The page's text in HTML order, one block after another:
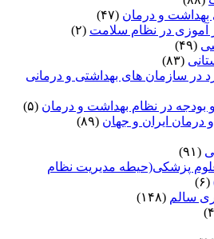
بهداشت و درمان (۴۷)
آموزی در نظام سلامت (۲)
(۴۹)
(۸۳)
در سازمان های بهداشتی و درمانی
بودجه در نظام بهداشت و درمان (۵)
درمان ایران و جهان (۸۹)
(۹۱)
علوم پزشکی(حیطه مدیریت نظام
(۶)
سالم (۱۴۸)